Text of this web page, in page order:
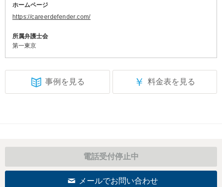
ホームページ
https://careerdefender.com/
所属弁護士会
第一東京
事例を見る ￥ 料金表を見る
電話受付停止中
メールでお問い合わせ